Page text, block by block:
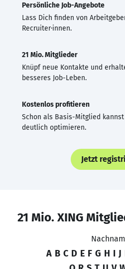
Persönliche Job-Angebote
Lass Dich finden von
Recruiter·innen.
21 Mio. Mitglieder
Knüpf neue Kontakte und
besseres Job-Leben.
Kostenlos profitieren
Schon als Basis-Mitglied kannst
deutlich optimieren.
Jetzt
21 Mio. XING
A B C D E F G H I J